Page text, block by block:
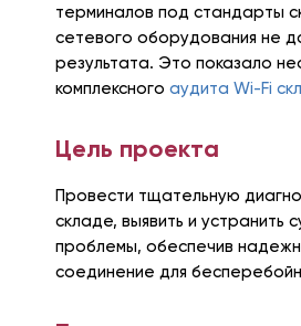
терминалов под стандарты
сетевого оборудования не
результата. Это показало
комплексного аудита Wi-Fi
Цель проекта
Провести тщательную
складе, выявить и устранить
проблемы, обеспечив
соединение для